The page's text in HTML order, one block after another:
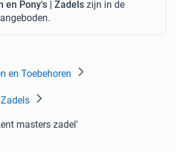
en Pony's | Zadels zijn in de
en Toebehoren
masters zadel'